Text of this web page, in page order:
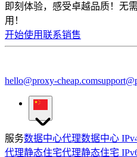
即刻体验，感受卓越品质！ 无
用！
开始使用联系销售
hello@proxy-cheap.com
服务数据中心代理数据中心
代理静态住宅代理静态住宅